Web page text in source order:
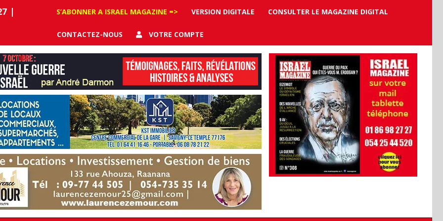
|
S’ABONNER A ISRAEL MAGAZINE => VERSION DIGITALE CONSULTER LE MAGAZINE DIGITAL
CONTACTEZ-NOUS VOTRE COMPTE